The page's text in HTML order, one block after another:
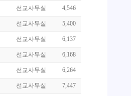
선교사무실 4,546
선교사무실 5,400
선교사무실 6,137
선교사무실 6,168
선교사무실 6,264
선교사무실 7,447